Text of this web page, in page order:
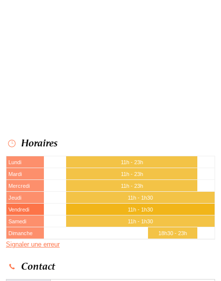
Horaires
Lundi
11h - 23h
Mardi
11h - 23h
Mercredi
11h - 23h
Jeudi
11h - 1h30
Vendredi
11h - 1h30
Samedi
11h - 1h30
Dimanche
18h30 - 23h
Signaler une erreur
Contact